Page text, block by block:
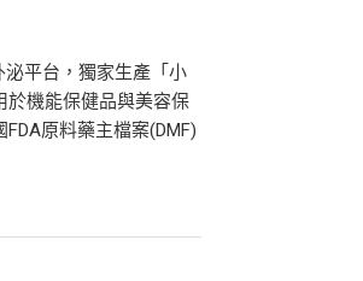
平台，獨家生產「小
於機能保健品與美容保
原料藥主檔案(DMF)